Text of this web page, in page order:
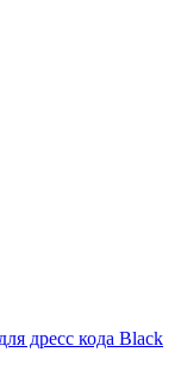
дресс кода Black